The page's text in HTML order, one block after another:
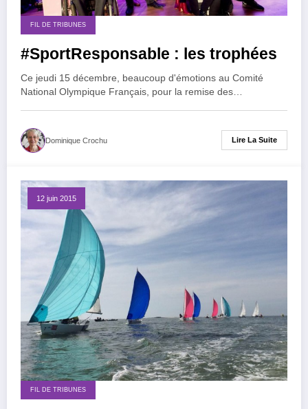
FIL DE TRIBUNES
#SportResponsable : les trophées
Ce jeudi 15 décembre, beaucoup d'émotions au Comité
National Olympique Français, pour la remise des…
Dominique Crochu Lire La Suite
12 juin 2015
FIL DE TRIBUNES